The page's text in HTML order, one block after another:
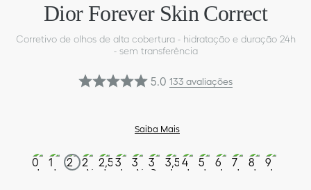
9
Dior Forever Skin Correct
Corretivo de olhos de alta cobertura - hidratação e duração 24h
- sem transferência
5.0 133 avaliações
Saiba Mais